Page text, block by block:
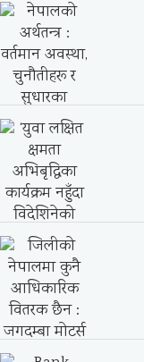
Nepal SBI Bank
Adarsha...
युनिग्लोब कलेजका १४
स्वर्णपदक सहित
नेपालको अर्थतन्त्र :
र सुधारका...
‘युवा लक्षित क्षमता
विदेशिनेको संख्या...